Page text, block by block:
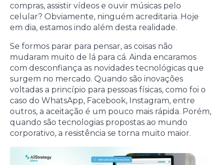
compras, assistir vídeos e ouvir músicas pelo
celular? Obviamente, ninguém acreditaria. Hoje
em dia, estamos indo além desta realidade.
Se formos parar para pensar, as coisas não
mudaram muito de lá para cá. Ainda encaramos
com desconfiança as novidades tecnológicas que
surgem no mercado. Quando são inovações
voltadas a princípio para pessoas físicas, como foi o
caso do WhatsApp, Facebook, Instagram, entre
outros, a aceitação é um pouco mais rápida. Porém,
quando são tecnologias propostas ao mundo
corporativo, a resistência se torna muito maior.